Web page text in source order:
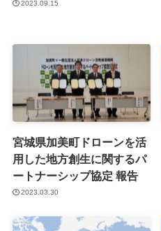
2023.09.15
宮城県加美町ドローンを活
用した地方創生に関するパ
ートナーシップ協定 報告
2023.03.30